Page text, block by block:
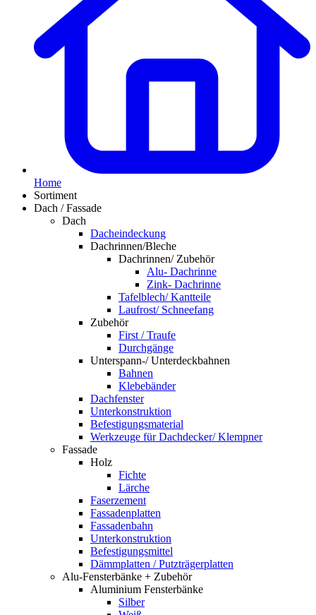
Home
Sortiment
Dach / Fassade
Dach
Dacheindeckung
Dachrinnen/Bleche
Dachrinnen/ Zubehör
Alu- Dachrinne
Zink- Dachrinne
Tafelblech/ Kantteile
Laufrost/ Schneefang
Zubehör
First / Traufe
Durchgänge
Unterspann-/ Unterdeckbahnen
Bahnen
Klebebänder
Dachfenster
Unterkonstruktion
Befestigungsmaterial
Werkzeuge für Dachdecker/ Klempner
Fassade
Holz
Fichte
Lärche
Faserzement
Fassadenplatten
Fassadenbahn
Unterkonstruktion
Befestigungsmittel
Dämmplatten / Putzträgerplatten
Alu-Fensterbänke + Zubehör
Aluminium Fensterbänke
Silber